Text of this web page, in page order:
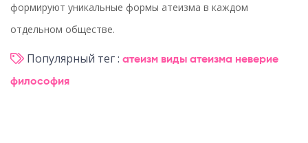
формируют уникальные формы атеизма в каждом
отдельном обществе.
Популярный тег : атеизм виды атеизма неверие
философия